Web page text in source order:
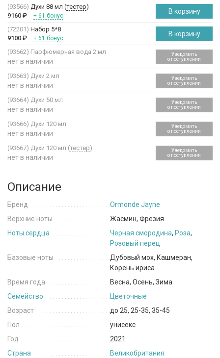
(93566) Духи 88 мл (тестер)
9160 ₽ + 61 бонус
В корзину
(72201) Набор 5*8
9100 ₽ + 61 бонус
В корзину
(93662) Парфюмерная вода 2 мл
нет в наличии
Уведомить
о поступлении
(93663) Духи 2 мл
нет в наличии
Уведомить
о поступлении
(93664) Духи 50 мл
нет в наличии
Уведомить
о поступлении
(93666) Духи 120 мл
нет в наличии
Уведомить
о поступлении
(93667) Духи 120 мл (тестер)
нет в наличии
Уведомить
о поступлении
Описание
Бренд
Ormonde Jayne
Верхние ноты
Жасмин, Фрезия
Ноты сердца
Черная смородина, Роза,
Розовый перец
Базовые ноты
Дубовый мох, Кашмеран,
Корень ириса
Время года
Весна, Осень, Зима
Семейство
Цветочные
Возраст
до 25, 25-35, 35-45
Пол
унисекс
Год
2021
Страна
Великобритания